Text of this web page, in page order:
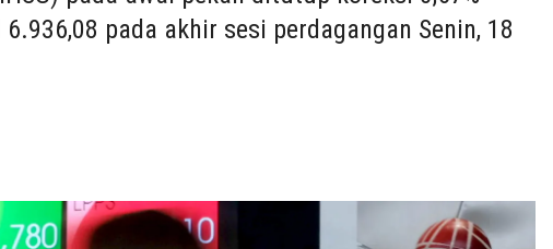
pada akhir sesi perdagangan Senin, 18